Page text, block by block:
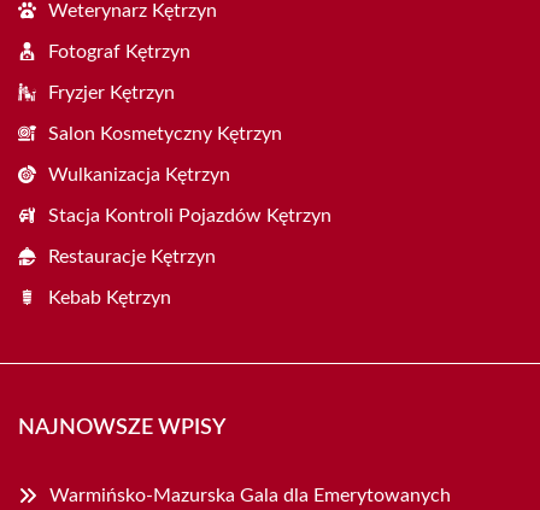
Weterynarz Kętrzyn
Fotograf Kętrzyn
Fryzjer Kętrzyn
Salon Kosmetyczny Kętrzyn
Wulkanizacja Kętrzyn
Stacja Kontroli Pojazdów Kętrzyn
Restauracje Kętrzyn
Kebab Kętrzyn
NAJNOWSZE WPISY
Warmińsko-Mazurska Gala dla Emerytowanych